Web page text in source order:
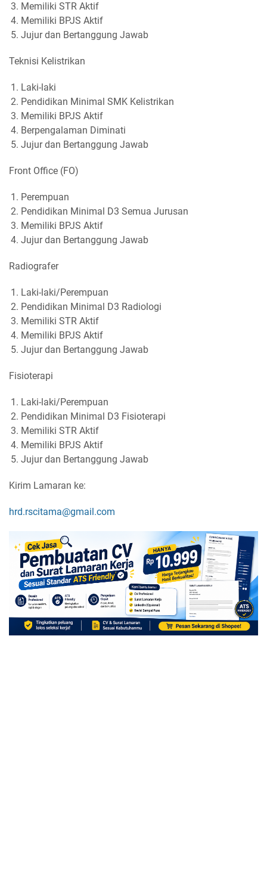
Memiliki STR Aktif
Memiliki BPJS Aktif
Jujur dan Bertanggung Jawab
Teknisi Kelistrikan
Laki-laki
Pendidikan Minimal SMK Kelistrikan
Memiliki BPJS Aktif
Berpengalaman Diminati
Jujur dan Bertanggung Jawab
Front Office (FO)
Perempuan
Pendidikan Minimal D3 Semua Jurusan
Memiliki BPJS Aktif
Jujur dan Bertanggung Jawab
Radiografer
Laki-laki/Perempuan
Pendidikan Minimal D3 Radiologi
Memiliki STR Aktif
Memiliki BPJS Aktif
Jujur dan Bertanggung Jawab
Fisioterapi
Laki-laki/Perempuan
Pendidikan Minimal D3 Fisioterapi
Memiliki STR Aktif
Memiliki BPJS Aktif
Jujur dan Bertanggung Jawab
Kirim Lamaran ke:
hrd.rscitama@gmail.com